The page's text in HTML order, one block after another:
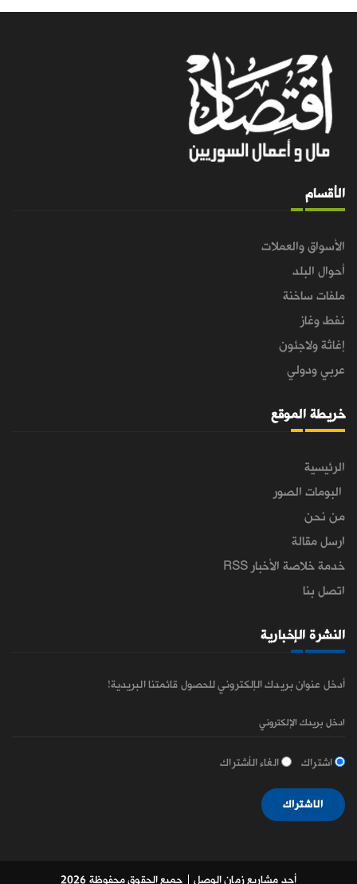
الأقسام
الأسواق والعملات
أحوال البلد
ملفات ساخنة
نفط وغاز
إغاثة ولاجئون
عربي ودولي
خريطة الموقع
الرئيسية
البومات الصور
من نحن
ارسل مقالة
خدمة خلاصة الأخبار RSS
اتصل بنا
النشرة الإخبارية
أدخل عنوان بريدك الإلكتروني للحصول قائمتنا البريدية!
اشتراك الغاء الأشتراك
الاشتراك